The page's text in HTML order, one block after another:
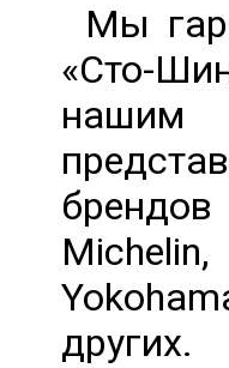
Мы
«Сто-
нашим
других.